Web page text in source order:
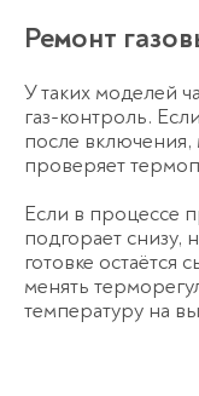
Ремонт
У таких моделей
газ-контроль.
после
проверяет
Если в процессе
подгорает снизу,
готовке остаётся
менять
температуру на